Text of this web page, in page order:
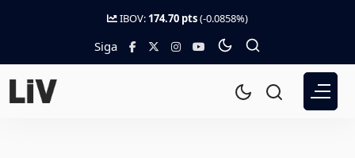
IBOV: 174.70 pts(-0.0858%)
Siga